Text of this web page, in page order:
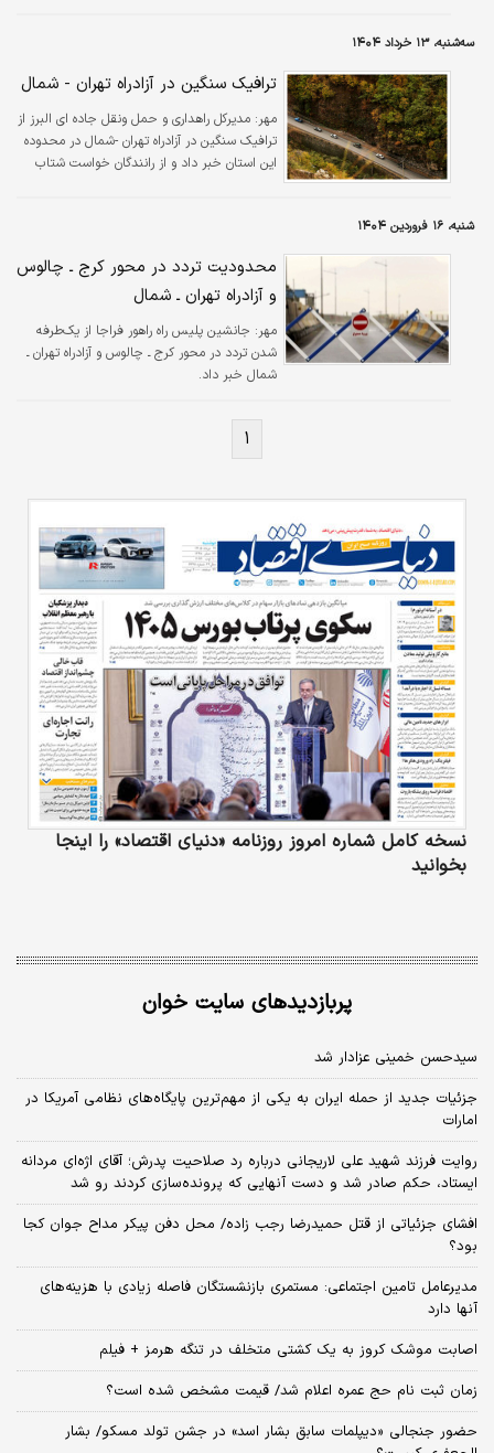
سه‌شنبه، ۱۳ خرداد ۱۴۰۴
ترافیک سنگین در آزادراه تهران - شمال
مهر: مدیرکل راهداری و حمل ونقل جاده ای البرز از
ترافیک سنگین در آزادراه تهران -شمال در محدوده
این استان خبر داد و از رانندگان خواست شتاب
شنبه، ۱۶ فروردین ۱۴۰۴
محدودیت تردد در محور کرج ـ چالوس
و آزادراه تهران ـ شمال
مهر: جانشین پلیس راه راهور فراجا از یک‌طرفه
شدن تردد در محور کرج ـ چالوس و آزادراه تهران ـ
شمال خبر داد.
۱
نسخه کامل شماره امروز روزنامه «دنیای‌ اقتصاد» را اینجا
بخوانید
پربازدیدهای سایت خوان
سیدحسن خمینی عزادار شد
جزئیات جدید از حمله ایران به یکی از مهم‌ترین پایگاه‌های نظامی آمریکا در
امارات
روایت فرزند شهید علی لاریجانی درباره رد صلاحیت پدرش؛ آقای اژه‌ای مردانه
ایستاد، حکم صادر شد و دست آنهایی که پرونده‌سازی کردند رو شد
افشای جزئیاتی از قتل حمیدرضا رجب زاده/ محل دفن پیکر مداح جوان کجا
بود؟
مدیرعامل تامین اجتماعی: مستمری بازنشستگان فاصله زیادی با هزینه‌های
آنها دارد
اصابت موشک کروز به یک کشتی متخلف در تنگه هرمز + فیلم
زمان ثبت‌ نام حج عمره اعلام شد/ قیمت مشخص شده است؟
حضور جنجالی «دیپلمات سابق بشار اسد» در جشن تولد مسکو/ بشار